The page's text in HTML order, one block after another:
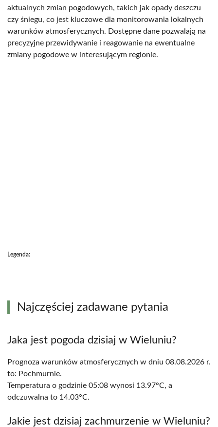
aktualnych zmian pogodowych, takich jak opady deszczu
czy śniegu, co jest kluczowe dla monitorowania lokalnych
warunków atmosferycznych. Dostępne dane pozwalają na
precyzyjne przewidywanie i reagowanie na ewentualne
zmiany pogodowe w interesującym regionie.
Legenda:
Najczęściej zadawane pytania
Jaka jest pogoda dzisiaj w Wieluniu?
Prognoza warunków atmosferycznych w dniu 08.08.2026 r.
to: Pochmurnie.
Temperatura o godzinie 05:08 wynosi 13.97°C, a
odczuwalna to 14.03°C.
Jakie jest dzisiaj zachmurzenie w Wieluniu?